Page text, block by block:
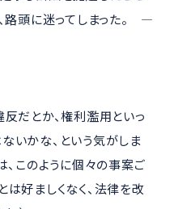
路頭に迷ってしまった。 ―
だとか、権利濫用といっ
いかな、という気がしま
、このように個々の事案ご
好ましくなく、法律を改